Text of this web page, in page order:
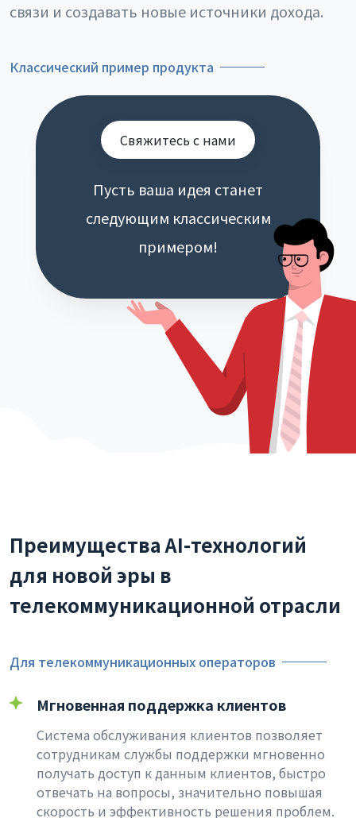
связи и создавать новые источники дохода.
Классический пример продукта
Свяжитесь с нами
Пусть ваша идея станет
следующим классическим
примером!
Преимущества AI-технологий
для новой эры в
телекоммуникационной отрасли
Для телекоммуникационных операторов
Мгновенная поддержка клиентов
Система обслуживания клиентов позволяет
сотрудникам службы поддержки мгновенно
получать доступ к данным клиентов, быстро
отвечать на вопросы, значительно повышая
скорость и эффективность решения проблем.